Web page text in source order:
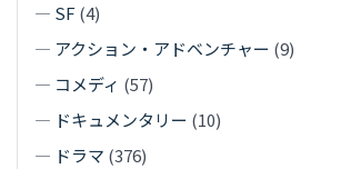
— SF (4)
— アクション・アドベンチャー (9)
— コメディ (57)
— ドキュメンタリー (10)
— ドラマ (376)